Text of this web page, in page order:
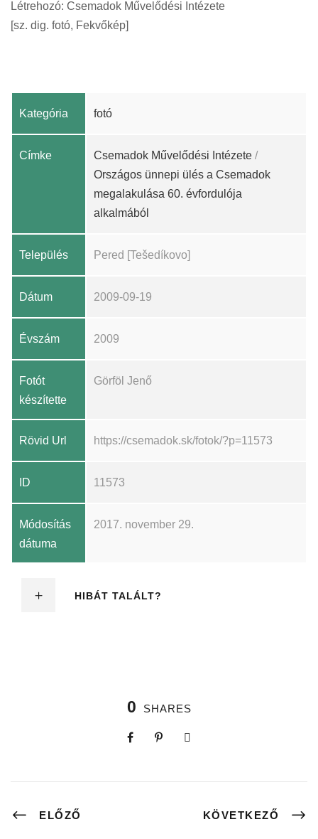
Létrehozó: Csemadok Művelődési Intézete
[sz. dig. fotó, Fekvőkép]
Kategória fotó
Címke Csemadok Művelődési Intézete /
Országos ünnepi ülés a Csemadok
megalakulása 60. évfordulója
alkalmából
Település Pered [Tešedíkovo]
Dátum 2009-09-19
Évszám 2009
Fotót
készítette
Görföl Jenő
Rövid Url https://csemadok.sk/fotok/?p=11573
ID 11573
Módosítás
dátuma
2017. november 29.
HIBÁT TALÁLT?
0 SHARES
ELŐZŐ KÖVETKEZŐ